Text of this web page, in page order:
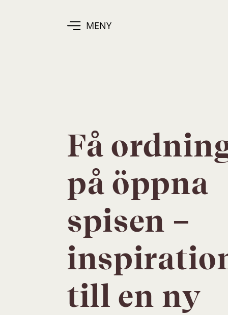
MENY
Få
på öppna
spisen –
till en ny